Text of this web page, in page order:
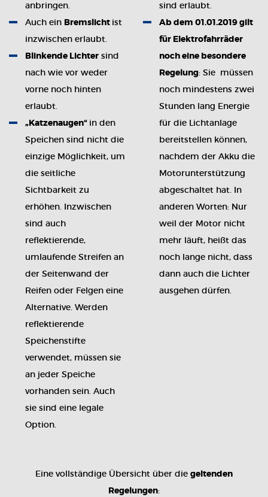
anbringen.
Auch ein Bremslicht ist
inzwischen erlaubt.
Blinkende Lichter sind
nach wie vor weder
vorne noch hinten
erlaubt.
„Katzenaugen“ in den
Speichen sind nicht die
einzige Möglichkeit, um
die seitliche
Sichtbarkeit zu
erhöhen. Inzwischen
sind auch
reflektierende,
umlaufende Streifen an
der Seitenwand der
Reifen oder Felgen eine
Alternative. Werden
reflektierende
Speichenstifte
verwendet, müssen sie
an jeder Speiche
vorhanden sein. Auch
sie sind eine legale
Option.
sind erlaubt.
Ab dem 01.01.2019 gilt
für Elektrofahrräder
noch eine besondere
Regelung: Sie müssen
noch mindestens zwei
Stunden lang Energie
für die Lichtanlage
bereitstellen können,
nachdem der Akku die
Motorunterstützung
abgeschaltet hat. In
anderen Worten: Nur
weil der Motor nicht
mehr läuft, heißt das
noch lange nicht, dass
dann auch die Lichter
ausgehen dürfen.
Eine vollständige Übersicht über die geltenden
Regelungen: